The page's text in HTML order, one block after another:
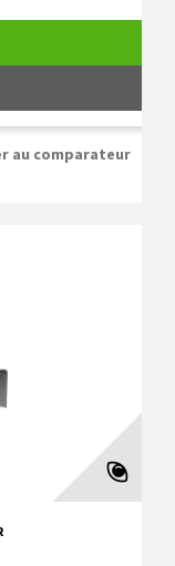
au comparateur